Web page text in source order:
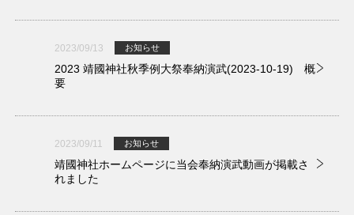
2023/09/13 お知らせ
2023 靖國神社秋季例大祭奉納演武(2023-10-19) 概
要
2023/09/11 お知らせ
靖國神社ホームページに当会奉納演武動画が掲載さ
れました